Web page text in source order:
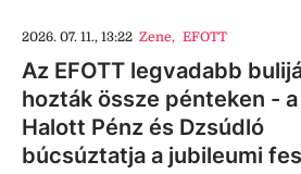
2026. 07. 11., 13:22 Zene, EFOTT
Az EFOTT legvadabb
hozták össze pénteken - a
Halott Pénz és Dzsúdló
búcsúztatja a jubileumi